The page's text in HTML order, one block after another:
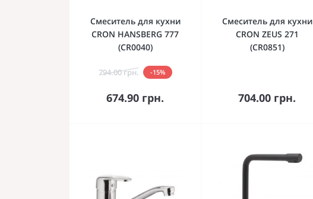
Смеситель для кухни
CRON HANSBERG 777
(CR0040)
794.00 грн. -15%
674.90 грн.
В корзину
Смеситель для кухни
CRON ZEUS 271
(CR0851)
704.00 грн.
В корзину